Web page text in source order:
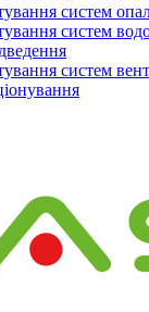
систем
систем
систем